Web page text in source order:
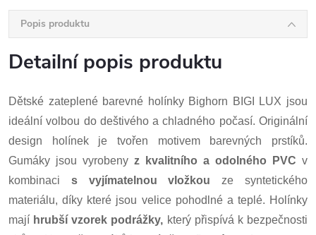
Popis produktu
Detailní popis produktu
Dětské zateplené barevné holínky Bighorn BIGI LUX jsou
ideální volbou do deštivého a chladného počasí. Originální
design holínek je tvořen motivem barevných prstíků.
Gumáky jsou vyrobeny z kvalitního a odolného PVC v
kombinaci s vyjímatelnou vložkou ze syntetického
materiálu, díky které jsou velice pohodlné a teplé. Holínky
mají hrubší vzorek podrážky, který přispívá k bezpečnosti